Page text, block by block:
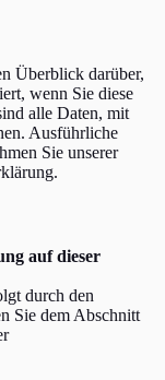
Überblick darüber,
wenn Sie diese
alle Daten, mit
Ausführliche
Sie unserer
auf dieser
durch den
Sie dem Abschnitt